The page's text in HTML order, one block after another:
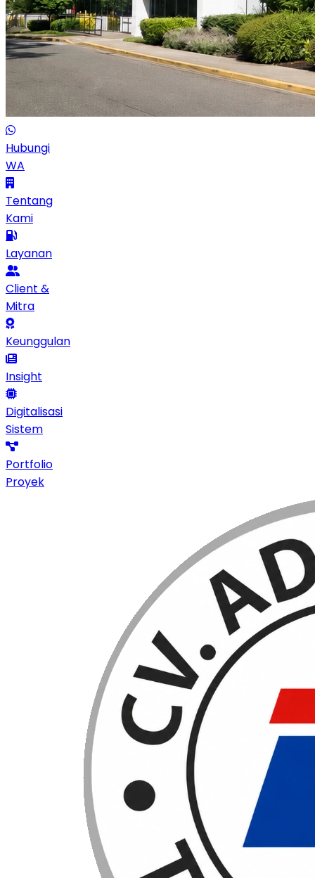
Hubungi
WA
Tentang
Kami
Layanan
Client &
Mitra
Keunggulan
Insight
Digitalisasi
Sistem
Portfolio
Proyek